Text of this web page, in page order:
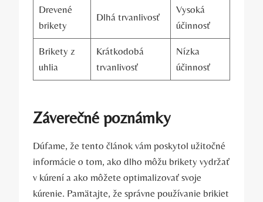
Drevené
brikety
Dlhá trvanlivosť
Vysoká
účinnosť
Brikety z⁤
uhlia
Krátkodobá
trvanlivosť
Nízka
účinnosť
Záverečné poznámky
Dúfame, že tento článok vám poskytol užitočné
informácie o‌ tom, ako dlho ‌môžu ⁢brikety vydržať
v kúrení a ⁤ako môžete optimalizovať svoje
⁢kúrenie. Pamätajte, že správne‌ používanie‌ brikiet